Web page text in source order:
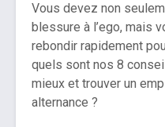
Vous devez non
blessure à l’ego, mais
rebondir rapidement
quels sont nos 8
mieux et trouver un
alternance ?